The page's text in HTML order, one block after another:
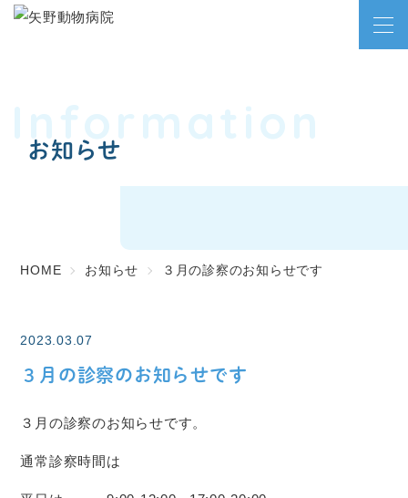
お知らせ
Information
HOME お知らせ ３月の診察のお知らせです
2023.03.07
３月の診察のお知らせです
３月の診察のお知らせです。
通常診察時間は